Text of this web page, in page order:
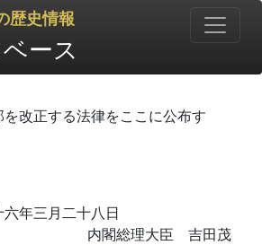
歴史情報
ース
改正する法律をここに公布す
六年三月二十八日
内閣総理大臣 吉田茂